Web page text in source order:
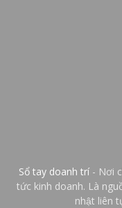
Sổ tay doanh trí - Nơi
tức kinh doanh. Là
nhật liên